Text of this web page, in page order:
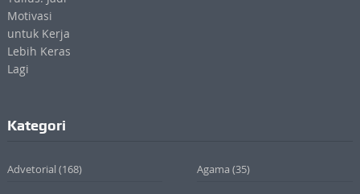
Kategori
Advetorial (168) Agama (35)